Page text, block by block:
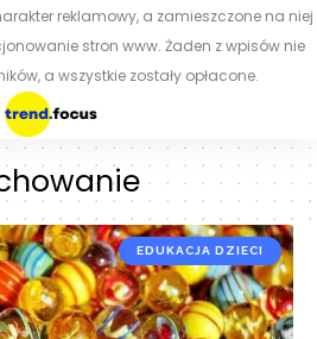
reklamowy, a zamieszczone na niej
stron www. Żaden z wpisów nie
a wszystkie zostały opłacone.
EDUKACJA DZIECI